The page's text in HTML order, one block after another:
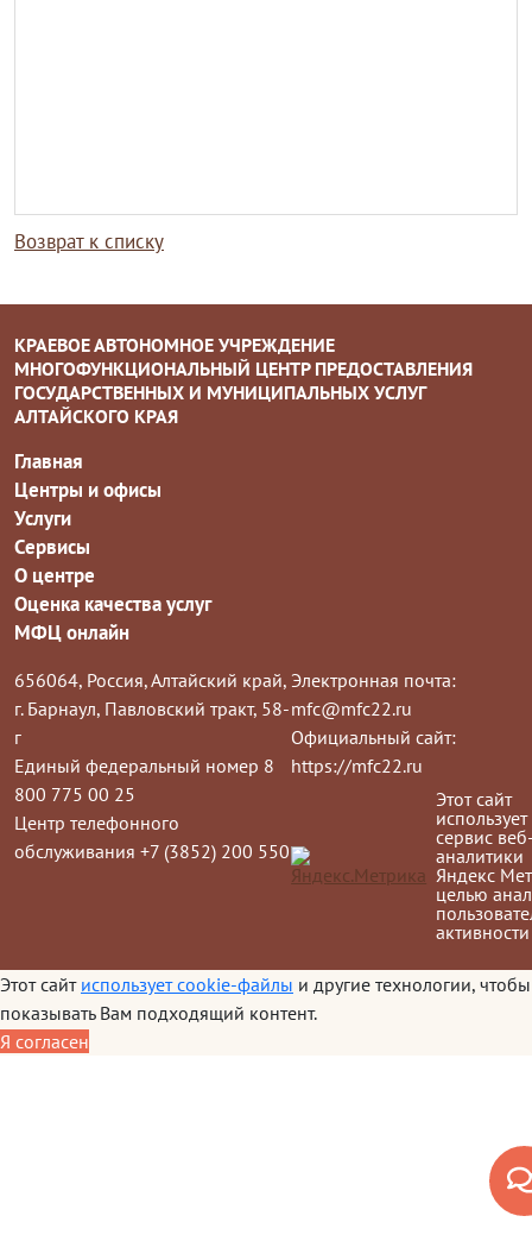
Возврат к списку
КРАЕВОЕ АВТОНОМНОЕ УЧРЕЖДЕНИЕ
МНОГОФУНКЦИОНАЛЬНЫЙ ЦЕНТР ПРЕДОСТАВЛЕНИЯ
ГОСУДАРСТВЕННЫХ И МУНИЦИПАЛЬНЫХ УСЛУГ
АЛТАЙСКОГО КРАЯ
Главная
Центры и офисы
Услуги
Сервисы
О центре
Оценка качества услуг
МФЦ онлайн
656064, Россия, Алтайский край,
г. Барнаул, Павловский тракт, 58-
г
Единый федеральный номер 8
800 775 00 25
Центр телефонного
обслуживания +7 (3852) 200 550
Электронная почта:
mfc@mfc22.ru
Официальный сайт:
https://mfc22.ru
Этот сайт
использует
сервис
аналитики
Яндекс
целью
активности
Этот сайт использует cookie-файлы и другие технологии, чтобы
показывать Вам подходящий контент.
Я согласен